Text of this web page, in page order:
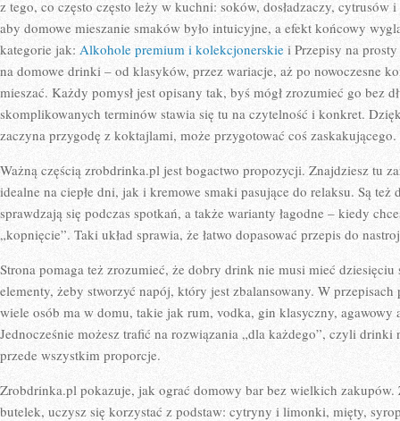
z tego, co często często leży w kuchni: soków, dosładzaczy, cytrusów
aby domowe mieszanie smaków było intuicyjne, a efekt końcowy
kategorie jak: Alkohole premium i kolekcjonerskie i Przepisy na
na domowe drinki – od klasyków, przez wariacje, aż po nowoczesne
mieszać. Każdy pomysł jest opisany tak, byś mógł zrozumieć go bez
skomplikowanych terminów stawia się tu na czytelność i konkret.
zaczyna przygodę z koktajlami, może przygotować coś zaskakującego.
Ważną częścią zrobdrinka.pl jest bogactwo propozycji. Znajdziesz tu
idealne na ciepłe dni, jak i kremowe smaki pasujące do relaksu. Są
sprawdzają się podczas spotkań, a także warianty łagodne – kiedy
„kopnięcie”. Taki układ sprawia, że łatwo dopasować przepis do
Strona pomaga też zrozumieć, że dobry drink nie musi mieć
elementy, żeby stworzyć napój, który jest zbalansowany. W
wiele osób ma w domu, takie jak rum, vodka, gin klasyczny, agawowy
Jednocześnie możesz trafić na rozwiązania „dla każdego”, czyli
przede wszystkim proporcje.
Zrobdrinka.pl pokazuje, jak ograć domowy bar bez wielkich zakupów.
butelek, uczysz się korzystać z podstaw: cytryny i limonki, mięty,